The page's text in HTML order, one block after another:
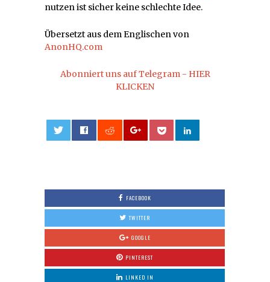
nutzen ist sicher keine schlechte Idee.
Übersetzt aus dem Englischen von
AnonHQ.com
Abonniert uns auf Telegram - HIER
KLICKEN
FACEBOOK
TWITTER
GOOGLE
PINTEREST
LINKED IN